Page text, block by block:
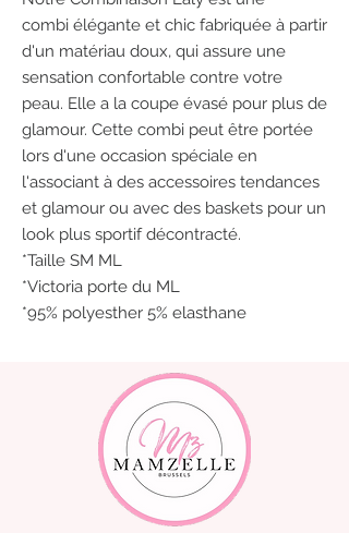
combi élégante et chic fabriquée à partir
d'un matériau doux, qui assure une
sensation confortable contre votre
peau. Elle a la coupe évasé pour plus de
glamour. Cette combi peut être portée
lors d'une occasion spéciale en
l'associant à des accessoires tendances
et glamour ou avec des baskets pour un
look plus sportif décontracté.
*Taille SM ML
*Victoria porte du ML
*95% polyesther 5% elasthane